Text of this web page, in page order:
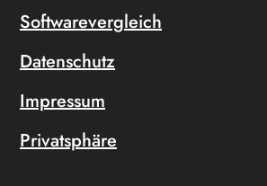
Softwarevergleich
Datenschutz
Impressum
Privatsphäre